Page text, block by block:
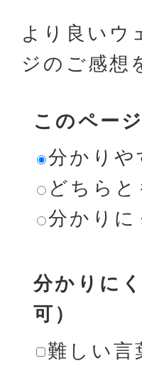
より良いウ
ジのご感想
このペー
分かりや
どちら
分かりに
分かりに
可）
難しい言